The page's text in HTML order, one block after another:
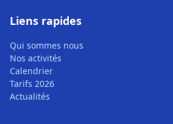
Liens rapides
Qui sommes nous
Nos activités
Calendrier
Tarifs 2026
Actualités